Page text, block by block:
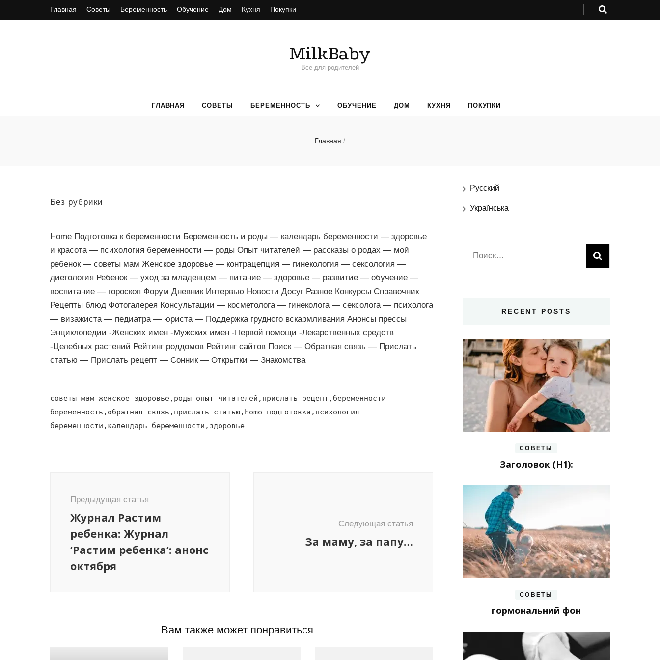
Главная Советы Беременность Обучение Дом Кухня Покупки
MilkBaby
Все для родителей
ГЛАВНАЯ СОВЕТЫ БЕРЕМЕННОСТЬ ОБУЧЕНИЕ ДОМ КУХНЯ ПОКУПКИ
Главная /
Без рубрики
Home Подготовка к беременности Беременность и роды — календарь беременности — здоровье
и красота — психология беременности — роды Опыт читателей — рассказы о родах — мой
ребенок — советы мам Женское здоровье — контрацепция — гинекология — сексология —
диетология Ребенок — уход за младенцем — питание — здоровье — развитие — обучение —
воспитание — гороскоп Форум Дневник Интервью Новости Досуг Разное Конкурсы Справочник
Рецепты блюд Фотогалерея Консультации — косметолога — гинеколога — сексолога — психолога
— визажиста — педиатра — юриста — Поддержка грудного вскармливания Анонсы прессы
Энциклопедии -Женских имён -Мужских имён -Первой помощи -Лекарственных средств
-Целебных растений Рейтинг роддомов Рейтинг сайтов Поиск — Обратная связь — Прислать
статью — Прислать рецепт — Сонник — Открытки — Знакомства
советы мам женское здоровье,роды опыт читателей,прислать рецепт,беременности
беременность,обратная связь,прислать статью,home подготовка,психология
беременности,календарь беременности,здоровье
записям
Предыдущая статья
Журнал Растим
ребенка: Журнал
‘Растим ребенка’: анонс
октября
Следующая статья
За маму, за папу…
Вам также может понравиться...
Русский
Українська
Найти:
RECENT POSTS
СОВЕТЫ
Заголовок (H1):
СОВЕТЫ
гормональний фон